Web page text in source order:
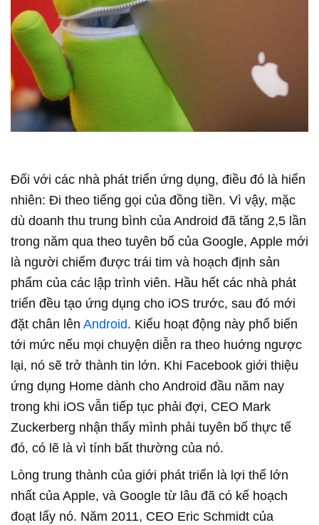
Đối với các nhà phát triển ứng dụng, điều đó là hiển
nhiên: Đi theo tiếng gọi của đồng tiền. Vì vậy, mặc
dù doanh thu trung bình của Android đã tăng 2,5 lần
trong năm qua theo tuyên bố của Google, Apple mới
là người chiếm được trái tim và hoạch định sản
phẩm của các lập trình viên. Hầu hết các nhà phát
triển đều tạo ứng dụng cho iOS trước, sau đó mới
đặt chân lên Android. Kiểu hoạt động này phổ biến
tới mức nếu mọi chuyện diễn ra theo huớng ngược
lại, nó sẽ trở thành tin lớn. Khi Facebook giới thiệu
ứng dụng Home dành cho Android đầu năm nay
trong khi iOS vẫn tiếp tục phải đợi, CEO Mark
Zuckerberg nhận thấy mình phải tuyên bố thực tế
đó, có lẽ là vì tính bất thường của nó.
Lòng trung thành của giới phát triển là lợi thế lớn
nhất của Apple, và Google từ lâu đã có kế hoạch
đoạt lấy nó. Năm 2011, CEO Eric Schmidt của